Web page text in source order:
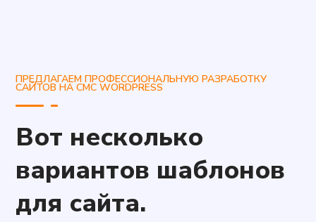
ПРЕДЛАГАЕМ ПРОФЕССИОНАЛЬНУЮ РАЗРАБОТКУ
САЙТОВ НА СМС WORDPRESS
Вот несколько
вариантов шаблонов
для сайта.